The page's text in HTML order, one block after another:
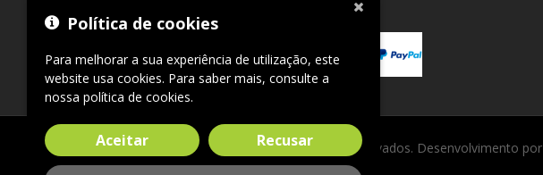
Métodos de pagamento aceites
O Sábio de Lago © 2026. Todos os direitos reservados. Desenvolvimento por
Política de cookies
Para melhorar a sua experiência de utilização, este
website usa cookies. Para saber mais, consulte a
nossa política de cookies.
Aceitar Recusar